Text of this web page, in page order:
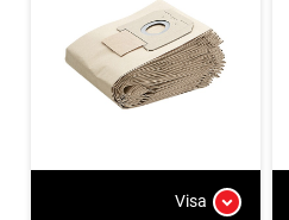
Visa